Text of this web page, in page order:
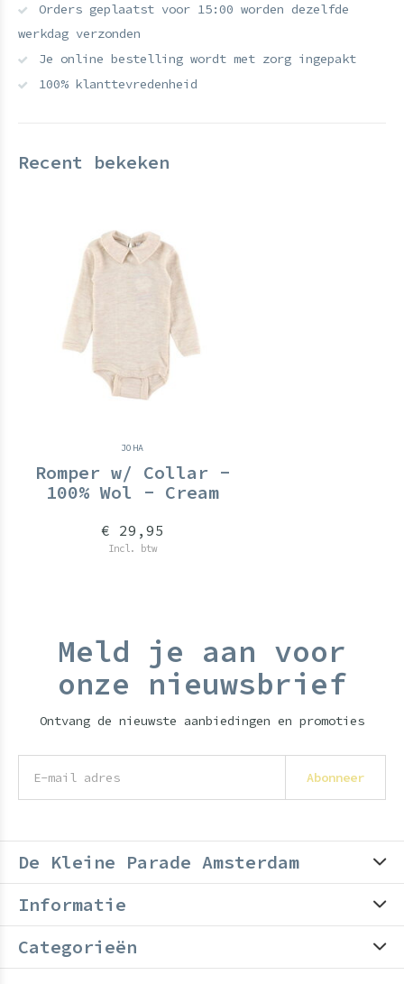
Orders geplaatst voor 15:00 worden dezelfde
werkdag verzonden
Je online bestelling wordt met zorg ingepakt
100% klanttevredenheid
Recent bekeken
JOHA
Romper w/ Collar -
100% Wol - Cream
€ 29,95
Incl. btw
Meld je aan voor
onze nieuwsbrief
Ontvang de nieuwste aanbiedingen en promoties
Abonneer
De Kleine Parade Amsterdam
Informatie
Categorieën